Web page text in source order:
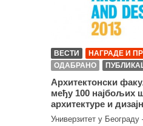
ВЕСТИ
НАГРАДЕ И
ОДАБРАНО
Архитектонски
међу 100 најбољих
архитектуре и
Универзитет у Београду